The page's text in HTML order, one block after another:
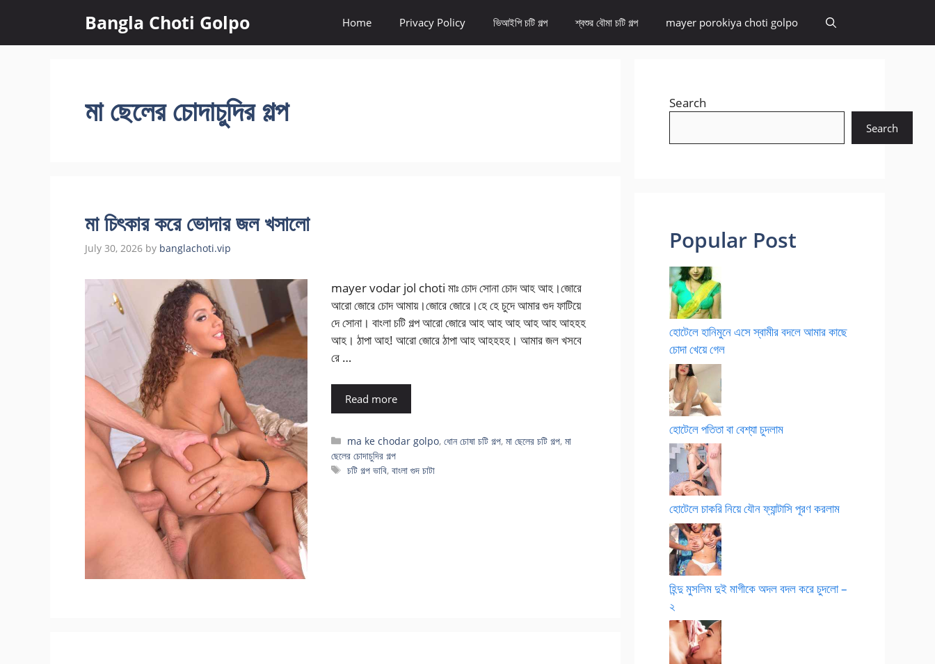
content
Bangla Choti Golpo Home Privacy Policy ভিআইপি চটি গল্প শ্বশুর বৌমা চটি গল্প mayer porokiya choti golpo
মা ছেলের চোদাচুদির গল্প
মা চিৎকার করে ভোদার জল খসালো
July 30, 2026 by banglachoti.vip
mayer vodar jol choti মাঃ চোদ সোনা চোদ আহ আহ।জোরে
আরো জোরে চোদ আমায়।জোরে জোরে।হে হে চুদে আমার গুদ ফাটিয়ে
দে সোনা। বাংলা চটি গল্প আরো জোরে আহ আহ আহ আহ আহ আহহহ
আহ। ঠাপা আহ! আরো জোরে ঠাপা আহ আহহহহ। আমার জল খসবে
রে …
Read more
Categories
ma ke chodar golpo,ধোন চোষা চটি গল্প,মা ছেলের চটি গল্প,মা
ছেলের চোদাচুদির গল্প
Tags
চটি গল্প ভাবি,বাংলা গুদ চাটা
Search
Search
Popular Post
হোটেলে হানিমুনে এসে স্বামীর বদলে আমার কাছে
চোদা খেয়ে গেল
হোটেলে পতিতা বা বেশ্যা চুদলাম
হোটেলে চাকরি নিয়ে যৌন ফ্যান্টাসি পূরণ করলাম
হিন্দু মুসলিম দুই মাগীকে অদল বদল করে চুদলো –
২